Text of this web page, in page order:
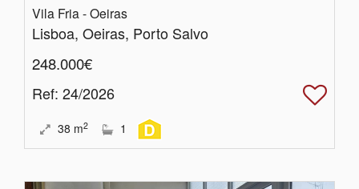
Vila Fria - Oeiras
Lisboa, Oeiras, Porto Salvo
248.000€
Ref: 24/2026
38 m2 1